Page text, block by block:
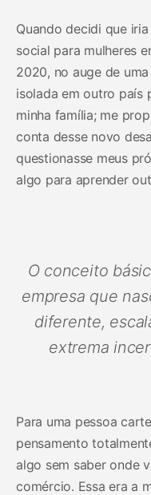
Quando decidi que
social para mulheres
2020, no auge de
isolada em outro país
minha família; me
conta desse novo
questionasse meus
algo para aprender
O conceito
empresa que
diferente,
extrema
Para uma pessoa
pensamento
algo sem saber onde
comércio. Essa era a